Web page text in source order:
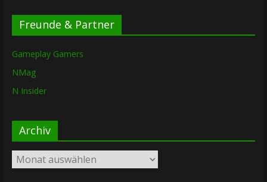
Freunde & Partner
Gameplay Gamers
NMag
N Insider
Archiv
Archiv